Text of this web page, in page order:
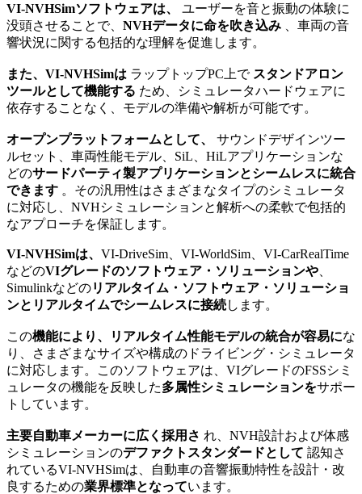
VI-NVHSimソフトウェアは、 ユーザーを音と振動の体験に
没頭させることで、 NVHデータに命を吹き込み
、車両の音
響状況に関する包括的な理解を促進します。
また、VI-NVHSimは ラップトップPC上でスタンドアロン
ツールとして機能する ため、シミュレータハードウェアに
依存することなく、モデルの準備や解析が可能です。
オープンプラットフォームとして、 サウンドデザインツー
ルセット、車両性能モデル、SiL、HiLアプリケーションな
どのサードパーティ製アプリケーションとシームレスに統合
できます 。その汎用性はさまざまなタイプのシミュレータ
に対応し、NVHシミュレーションと解析への柔軟で包括的
なアプローチを保証します。
VI-NVHSimは、 VI-DriveSim、VI-WorldSim、VI-CarRealTime
などのVIグレードのソフトウェア・ソリューションや
Simulinkなどのリアルタイム・ソフトウェア・ソリューショ
ンとリアルタイムでシームレスに接続します。
この機能により、リアルタイム性能モデルの統合が容易にな
り、さまざまなサイズや構成のドライビング・シミュレータ
に対応します。このソフトウェアは、VIグレードのFSSシミ
ュレータの機能を反映した多属性シミュレーションをサポー
トしています。
主要自動車メーカーに広く採用さ れ、NVH設計および体感
シミュレーションのデファクトスタンダードとして 認知さ
れているVI-NVHSimは、自動車の音響振動特性を設計・改
良するための業界標準となっています。